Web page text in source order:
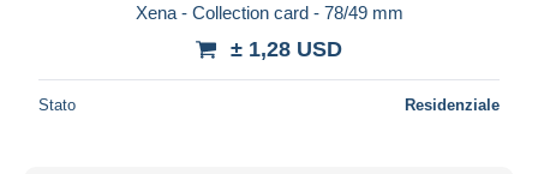
Xena - Collection card - 78/49 mm
± 1,28 USD
Stato Residenziale